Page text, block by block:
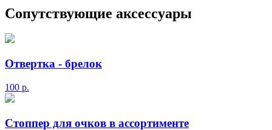
Сопутствующие аксессуары
Отвертка - брелок
100 р.
Стоппер для очков в ассортименте